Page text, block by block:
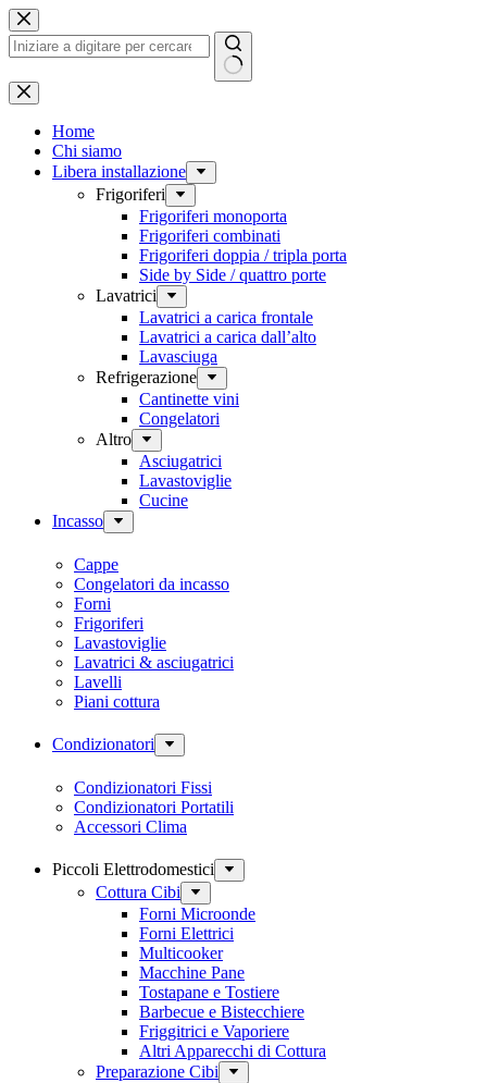
Salta
al
contenuto
Nessun
risultato
Home
Chi siamo
Libera installazione
Frigoriferi
Frigoriferi monoporta
Frigoriferi combinati
Frigoriferi doppia / tripla porta
Side by Side / quattro porte
Lavatrici
Lavatrici a carica frontale
Lavatrici a carica dall’alto
Lavasciuga
Refrigerazione
Cantinette vini
Congelatori
Altro
Asciugatrici
Lavastoviglie
Cucine
Incasso
Cappe
Congelatori da incasso
Forni
Frigoriferi
Lavastoviglie
Lavatrici & asciugatrici
Lavelli
Piani cottura
Condizionatori
Condizionatori Fissi
Condizionatori Portatili
Accessori Clima
Piccoli Elettrodomestici
Cottura Cibi
Forni Microonde
Forni Elettrici
Multicooker
Macchine Pane
Tostapane e Tostiere
Barbecue e Bistecchiere
Friggitrici e Vaporiere
Altri Apparecchi di Cottura
Preparazione Cibi